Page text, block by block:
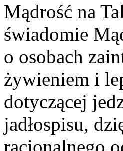
Mądrość na
świadomie
o osobach
żywieniem i
dotyczącej
jadłospisu,
racjonalnego